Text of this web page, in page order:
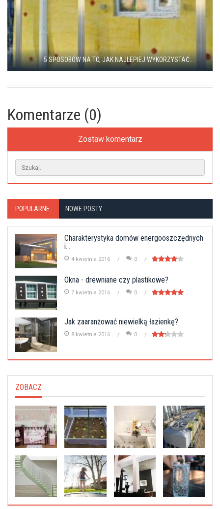
5 SPOSOBÓW NA TO, JAK NAJLEPIEJ WYKORZYSTAĆ...
Komentarze (0)
Zostaw komentarz
POPULARNE NOWE POSTY
Charakterystyka domów energooszczędnych
i...
4 kwietnia 2016 0
Okna - drewniane czy plastikowe?
7 kwietnia 2016 0
Jak zaaranżować niewielką łazienkę?
8 kwietnia 2016 0
ZOBACZ